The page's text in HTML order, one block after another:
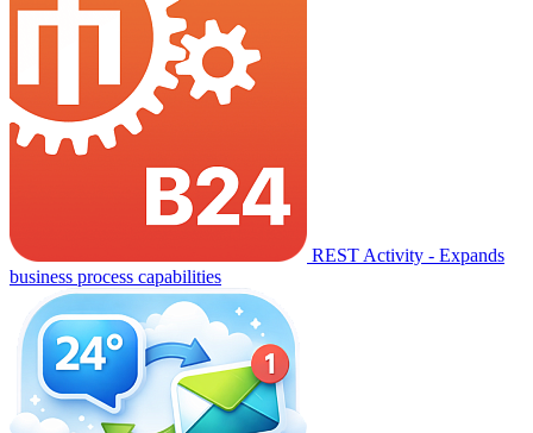
REST Activity - Expands
business process capabilities